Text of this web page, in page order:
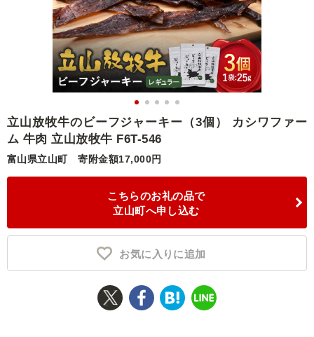
お礼の品から探す
お礼の品をカテゴリや金額で絞り込み
自治体から探す
ランキング
特集・おすすめ
立山放牧牛のビーフジャーキー（3個） カシワファー
ム 牛肉 立山放牧牛 F6T-546
富山県立山町 寄附金額17,000円
こちらのお礼の品で
立山町へ申し込む
お気に入りに追加